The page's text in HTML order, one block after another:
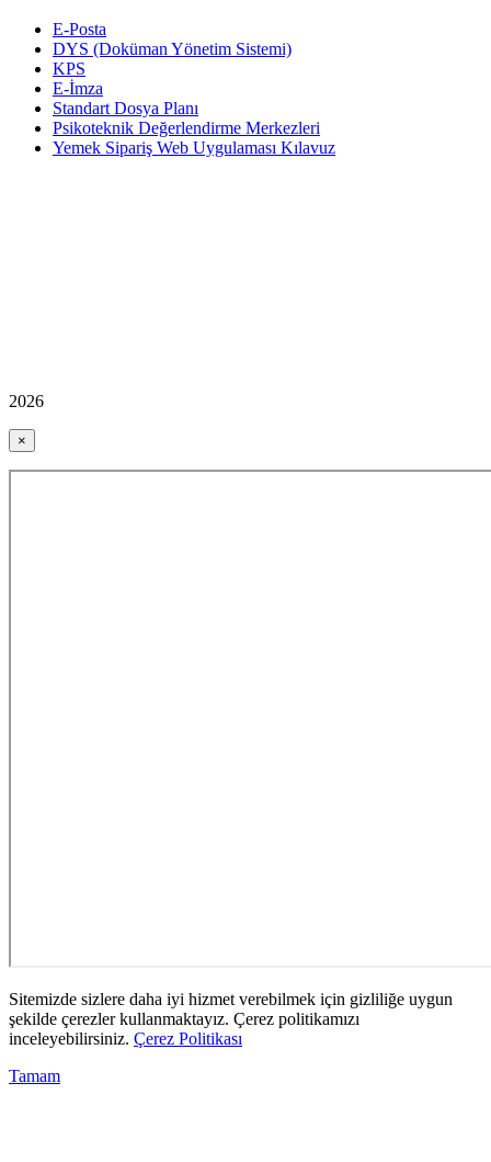
E-Posta
DYS (Doküman Yönetim Sistemi)
KPS
E-İmza
Standart Dosya Planı
Psikoteknik Değerlendirme Merkezleri
Yemek Sipariş Web Uygulaması Kılavuz
2026
×
Sitemizde sizlere daha iyi hizmet verebilmek için gizliliğe uygun
şekilde çerezler kullanmaktayız. Çerez politikamızı
inceleyebilirsiniz. Çerez Politikası
Tamam